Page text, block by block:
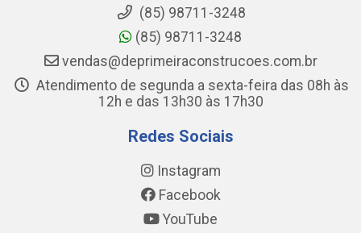
(85) 98711-3248
(85) 98711-3248
vendas@deprimeiraconstrucoes.com.br
Atendimento de segunda a sexta-feira das 08h às
12h e das 13h30 às 17h30
Redes Sociais
Instagram
Facebook
YouTube